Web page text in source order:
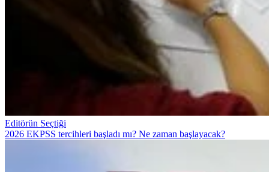
Editörün Seçtiği
2026 EKPSS tercihleri başladı mı? Ne zaman başlayacak?